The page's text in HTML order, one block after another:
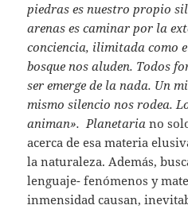
piedras es nuestro propio
arenas es caminar por la
conciencia, ilimitada como
bosque nos aluden. Todos
ser emerge de la nada. Un
mismo silencio nos rodea.
animan». Planetariano
acerca de esa materia
la naturaleza. Además,
lenguaje- fenómenos y
inmensidad causan,